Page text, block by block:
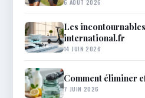
Les
international.fr
14 JUIN 2026
Comment éliminer
7 JUIN 2026